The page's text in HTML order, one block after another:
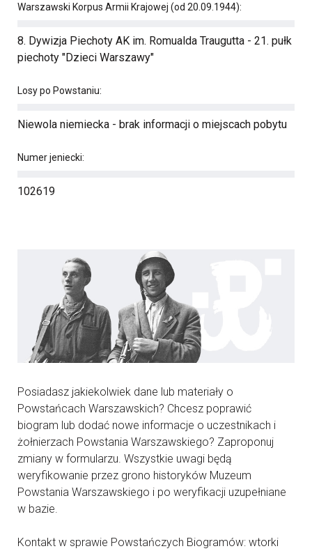
Warszawski Korpus Armii Krajowej (od 20.09.1944):
8. Dywizja Piechoty AK im. Romualda Traugutta - 21. pułk
piechoty "Dzieci Warszawy"
Losy po Powstaniu:
Niewola niemiecka - brak informacji o miejscach pobytu
Numer jeniecki:
102619
Posiadasz jakiekolwiek dane lub materiały o
Powstańcach Warszawskich? Chcesz poprawić
biogram lub dodać nowe informacje o uczestnikach i
żołnierzach Powstania Warszawskiego? Zaproponuj
zmiany w formularzu. Wszystkie uwagi będą
weryfikowanie przez grono historyków Muzeum
Powstania Warszawskiego i po weryfikacji uzupełniane
w bazie.
Kontakt w sprawie Powstańczych Biogramów: wtorki